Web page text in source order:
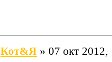
Кот&Я » 07 окт 2012,